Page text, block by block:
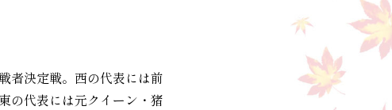
者決定戦。西の代表には前
の代表には元クイーン・猪